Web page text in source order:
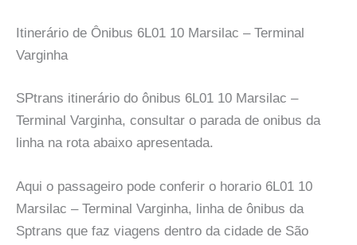
Itinerário de Ônibus 6L01 10 Marsilac – Terminal
Varginha
SPtrans itinerário do ônibus 6L01 10 Marsilac –
Terminal Varginha, consultar o parada de onibus da
linha na rota abaixo apresentada.
Aqui o passageiro pode conferir o horario 6L01 10
Marsilac – Terminal Varginha, linha de ônibus da
Sptrans que faz viagens dentro da cidade de São